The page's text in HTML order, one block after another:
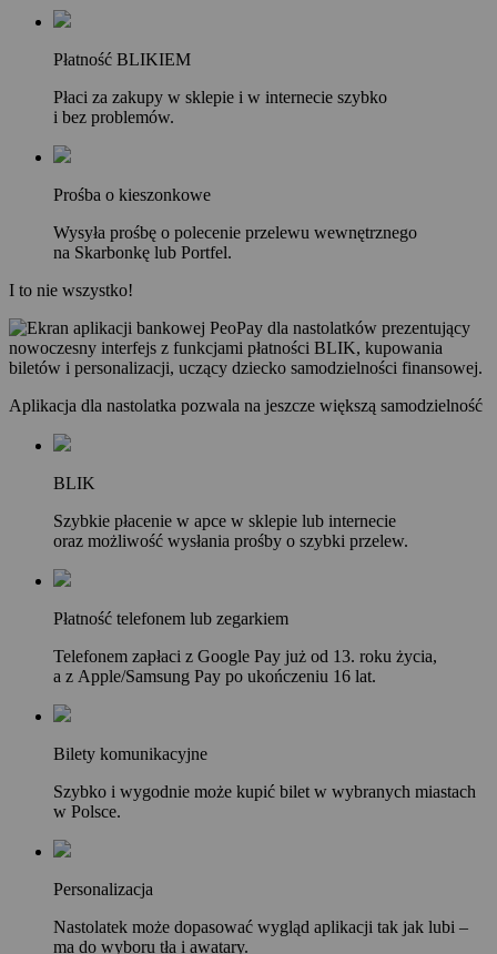
Płatność BLIKIEM
Płaci za zakupy w sklepie i w internecie szybko
i bez problemów.
Prośba o kieszonkowe
Wysyła prośbę o polecenie przelewu wewnętrznego
na Skarbonkę lub Portfel.
I to nie wszystko!
Aplikacja dla nastolatka pozwala na jeszcze większą samodzielność
BLIK
Szybkie płacenie w apce w sklepie lub internecie
oraz możliwość wysłania prośby o szybki przelew.
Płatność telefonem lub zegarkiem
Telefonem zapłaci z Google Pay już od 13. roku życia,
a z Apple/Samsung Pay po ukończeniu 16 lat.
Bilety komunikacyjne
Szybko i wygodnie może kupić bilet w wybranych miastach
w Polsce.
Personalizacja
Nastolatek może dopasować wygląd aplikacji tak jak lubi –
ma do wyboru tła i awatary.